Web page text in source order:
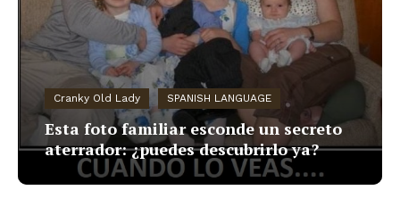
Cranky Old Lady SPANISH LANGUAGE
Esta foto familiar esconde un secreto
aterrador: ¿puedes descubrirlo ya?